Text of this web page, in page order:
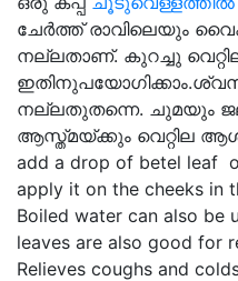
ചേർത്ത് രാവിലെയും
നല്ലതാണ്. കുറച്ചു
നല്ലതുതന്നെ. ചുമയും
ആസ്ത്മയ്ക്കും വെറ്റില
add a drop of betel leaf
apply it on the cheeks in
Boiled water can also be
leaves are also good for
Relieves coughs and